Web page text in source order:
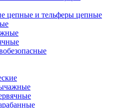
цепные и тельферы цепные